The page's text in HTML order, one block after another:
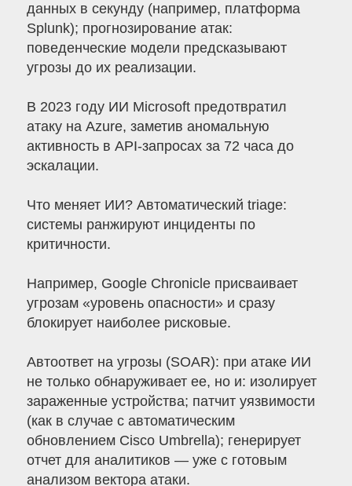
данных в секунду (например, платформа
Splunk); прогнозирование атак:
поведенческие модели предсказывают
угрозы до их реализации.
В 2023 году ИИ Microsoft предотвратил
атаку на Azure, заметив аномальную
активность в API-запросах за 72 часа до
эскалации.
Что меняет ИИ? Автоматический triage:
системы ранжируют инциденты по
критичности.
Например, Google Chronicle присваивает
угрозам «уровень опасности» и сразу
блокирует наиболее рисковые.
Автоответ на угрозы (SOAR): при атаке ИИ
не только обнаруживает ее, но и: изолирует
зараженные устройства; патчит уязвимости
(как в случае с автоматическим
обновлением Cisco Umbrella); генерирует
отчет для аналитиков — уже с готовым
анализом вектора атаки.